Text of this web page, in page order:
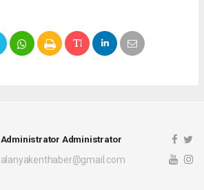
Administrator Administrator
alanyakenthaber@gmail.com